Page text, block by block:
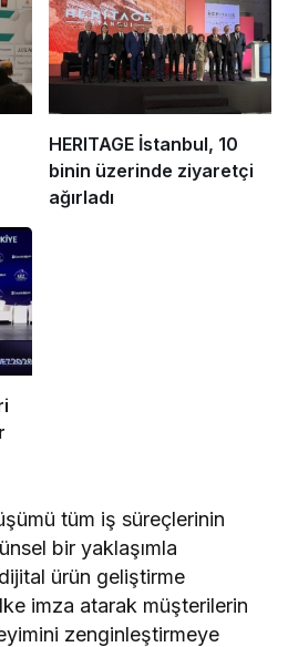
HERITAGE İstanbul, 10
binin üzerinde ziyaretçi
ağırladı
tüm iş süreçlerinin
bir yaklaşımla
ürün geliştirme
imza atarak müşterilerin
zenginleştirmeye